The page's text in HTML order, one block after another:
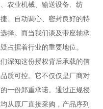
农业机械、输送设备、纺
、自动调心、密封良好的特
择。而当我们谈及带座轴承
占据着行业的重要地位。
深知这份授权背后承载的信
质可控。它不仅仅是厂商对
一份郑重承诺。通过正规授
从原厂直接采购，产品序列